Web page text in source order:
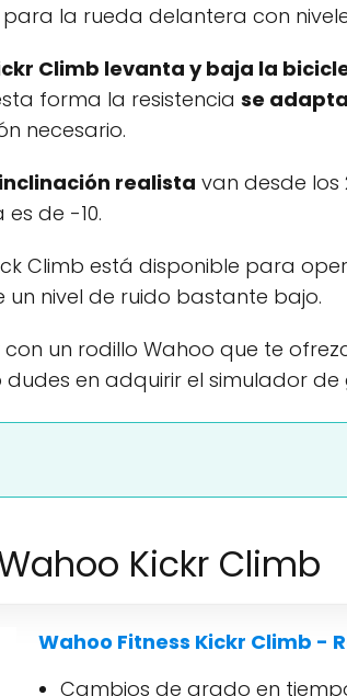
la rueda delantera con
Climb levanta y baja la
forma la resistencia se
necesario.
inclinación realista van desde los
de -10.
Climb está disponible para
un nivel de ruido bastante bajo.
con un rodillo Wahoo que te
dudes en adquirir el simulador
Kickr Climb
Wahoo Fitness Kickr Climb -
Cambios de grado en